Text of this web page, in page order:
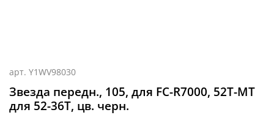
арт. Y1WV98030
Звезда передн., 105, для FC-R7000, 52T-MT
для 52-36T, цв. черн.